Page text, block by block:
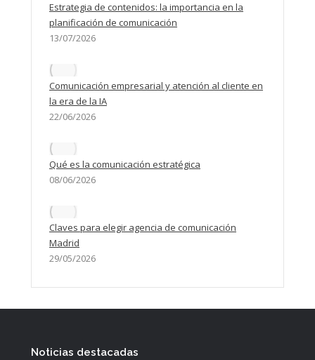
Estrategia de contenidos: la importancia en la
planificación de comunicación
13/07/2026
Comunicación empresarial y atención al cliente en
la era de la IA
22/06/2026
Qué es la comunicación estratégica
08/06/2026
Claves para elegir agencia de comunicación
Madrid
29/05/2026
Noticias destacadas